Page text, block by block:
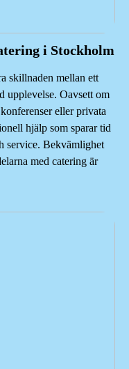
i Stockholm
skillnaden mellan ett
upplevelse. Oavsett om
eller privata
hjälp som sparar tid
service. Bekvämlighet
med catering är